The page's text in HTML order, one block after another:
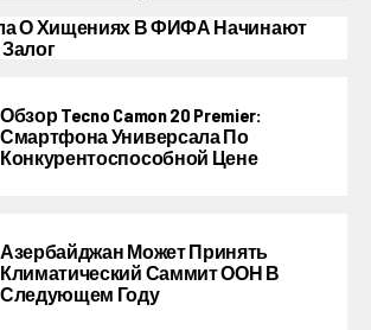
О Хищениях В ФИФА Начинают
Обзор Tecno Camon 20 Premier:
Смартфона Универсала По
Конкурентоспособной Цене
Азербайджан Может Принять
Климатический Саммит ООН В
Следующем Году